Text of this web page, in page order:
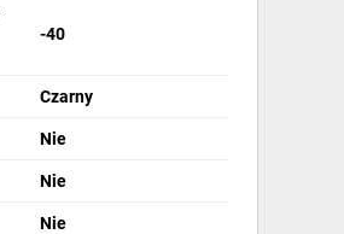
-40
Czarny
Nie
Nie
Nie